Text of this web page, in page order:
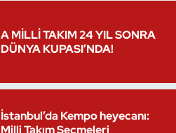
A MİLLİ TAKIM 24 YIL SONRA
DÜNYA KUPASI’NDA!
İstanbul’da Kempo heyecanı:
Milli Takım Seçmeleri